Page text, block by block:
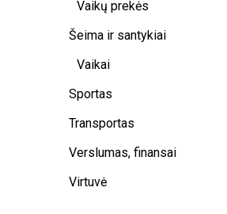
Vaikų prekės
Šeima ir santykiai
Vaikai
Sportas
Transportas
Verslumas, finansai
Virtuvė